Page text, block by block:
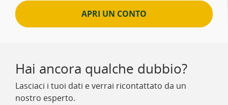
APRI UN CONTO
Hai ancora qualche dubbio?
Lasciaci i tuoi dati e verrai ricontattato da un
nostro esperto.